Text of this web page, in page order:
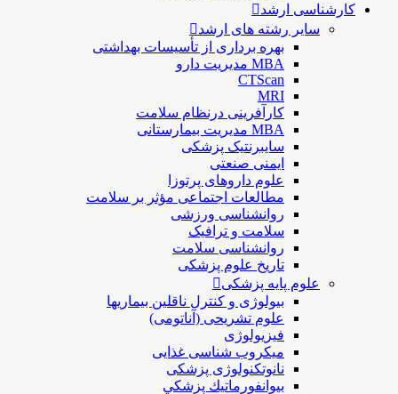
کارشناسی ارشد
سایر رشته های ارشد
بهره برداری از تأسیسات بهداشتی
MBA مدیریت دارو
CTScan
MRI
کارآفرینی درنظام سلامت
MBA مدیریت بیمارستانی
سایبرنتیک پزشکی
ایمنی صنعتی
علوم داروهای پرتوزا
مطالعات اجتماعی مؤثر بر سلامت
روانشناسی ورزشی
سلامت و ترافیک
روانشناسی سلامت
تاریخ علوم پزشکی
علوم پایه پزشکی
بیولوژی و کنترل ناقلین بیماریها
علوم تشریحی (آناتومی)
فیزیولوژی
ميكروب شناسی غذایی
نانوتکنولوژی پزشکی
بيوانفورماتيك پزشكي